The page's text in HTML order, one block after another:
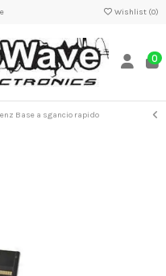
Wishlist (0)
0
Base a sgancio rapido